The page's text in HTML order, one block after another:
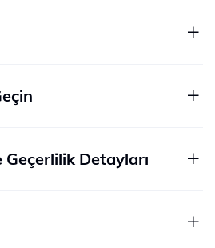
Geçerlilik Detayları